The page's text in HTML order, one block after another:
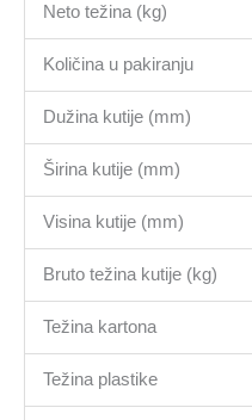
Neto težina (kg)
Količina u pakiranju
Dužina kutije (mm)
Širina kutije (mm)
Visina kutije (mm)
Bruto težina kutije (kg)
Težina kartona
Težina plastike